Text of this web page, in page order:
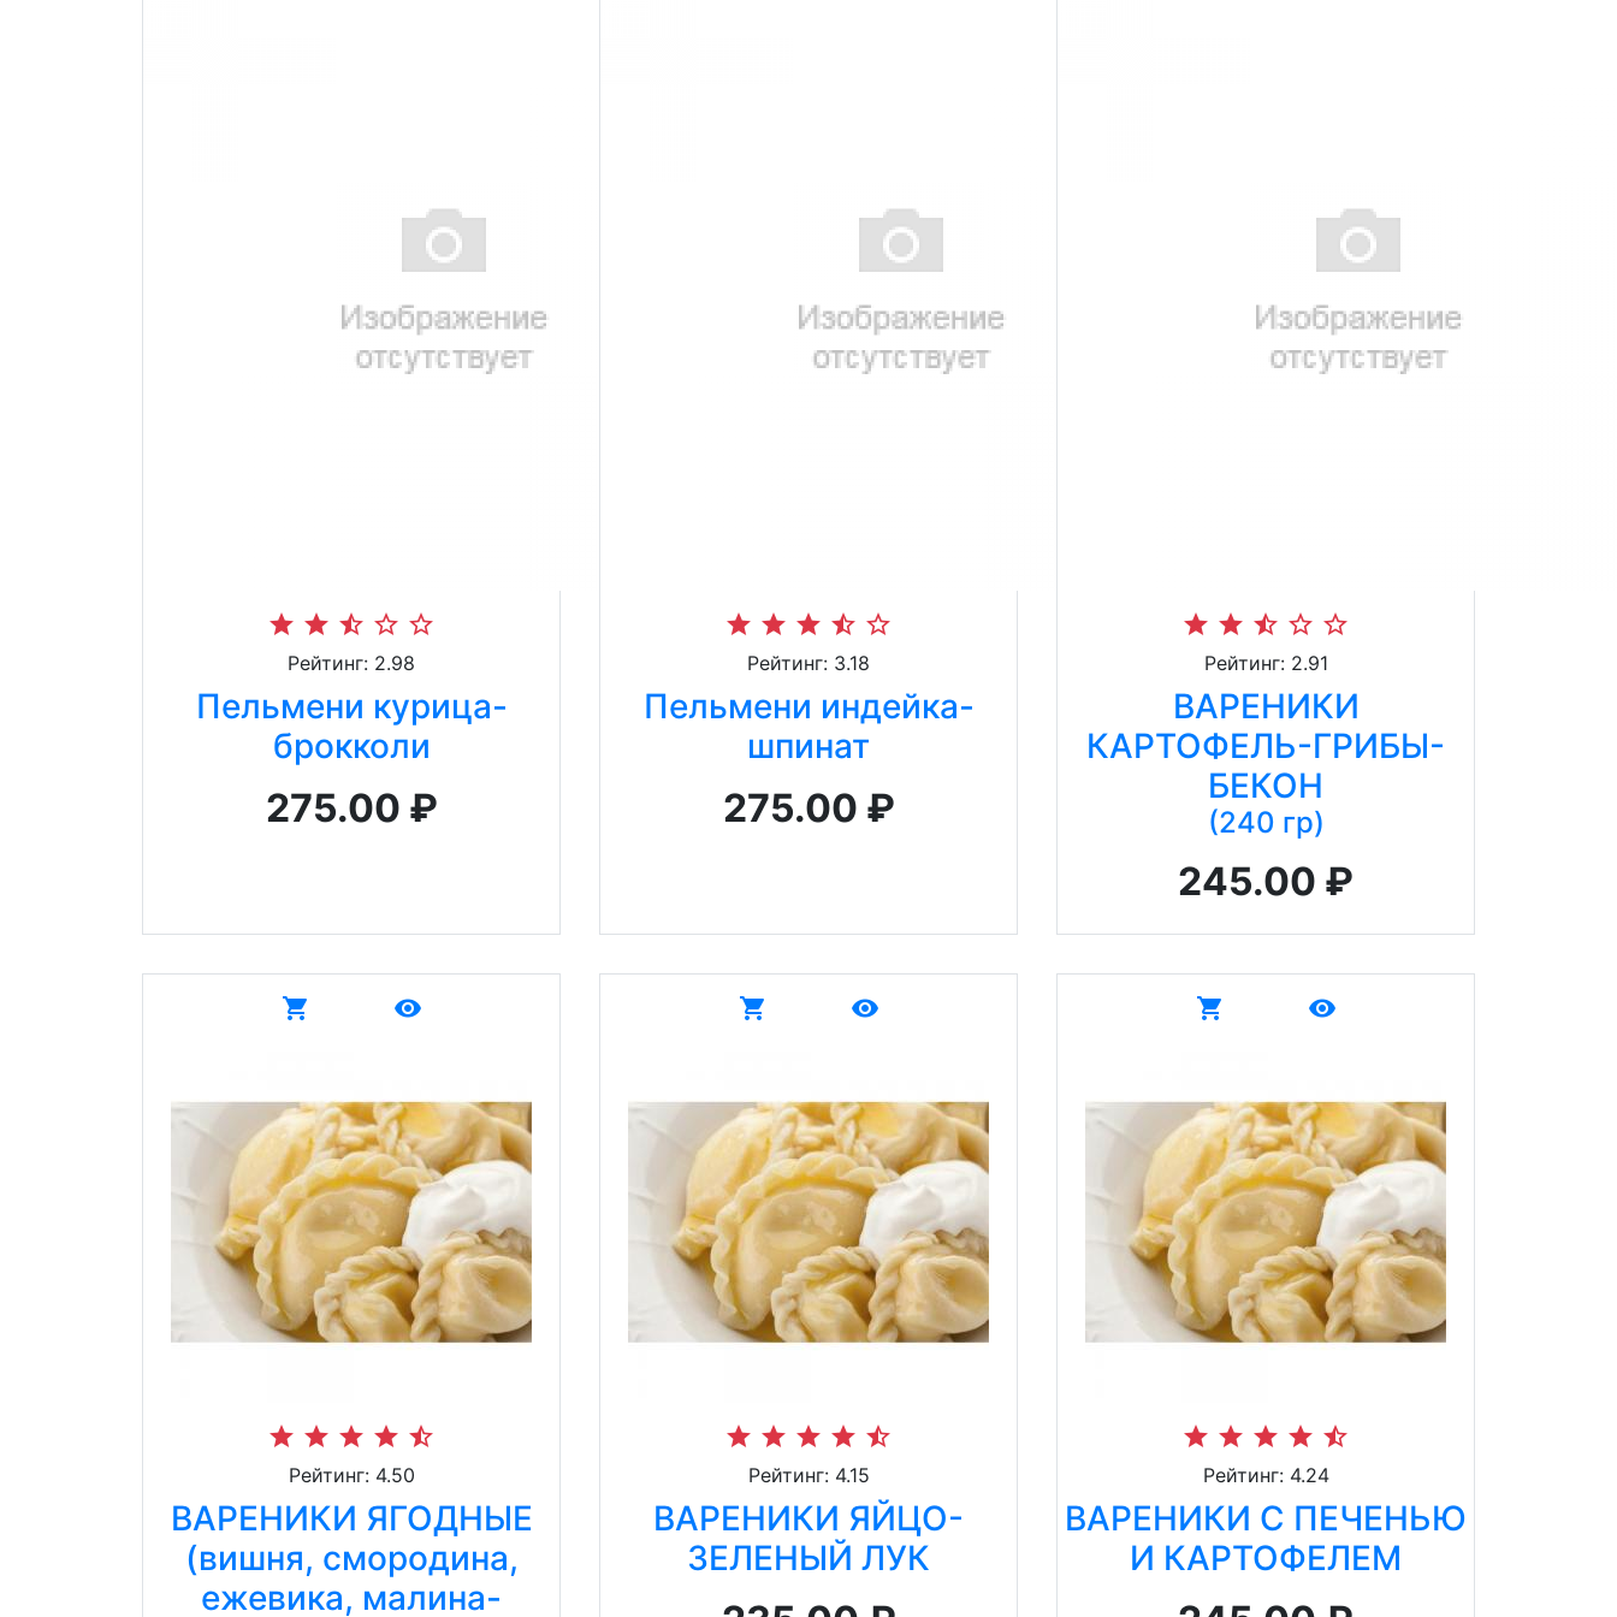
star star star_half star_border star_border
Рейтинг: 2.98
Пельмени курица-
брокколи
275.00 ₽
star star star star_half star_border
Рейтинг: 3.18
Пельмени индейка-
шпинат
275.00 ₽
star star star_half star_border star_border
Рейтинг: 2.91
ВАРЕНИКИ
КАРТОФЕЛЬ-ГРИБЫ-
БЕКОН
(240 гр)
245.00 ₽
shopping_cart remove_red_eye
star star star star star_half
Рейтинг: 4.50
ВАРЕНИКИ ЯГОДНЫЕ
(вишня, смородина,
ежевика, малина-
shopping_cart remove_red_eye
star star star star star_half
Рейтинг: 4.15
ВАРЕНИКИ ЯЙЦО-
ЗЕЛЕНЫЙ ЛУК
shopping_cart remove_red_eye
star star star star star_half
Рейтинг: 4.24
ВАРЕНИКИ С ПЕЧЕНЬЮ
И КАРТОФЕЛЕМ